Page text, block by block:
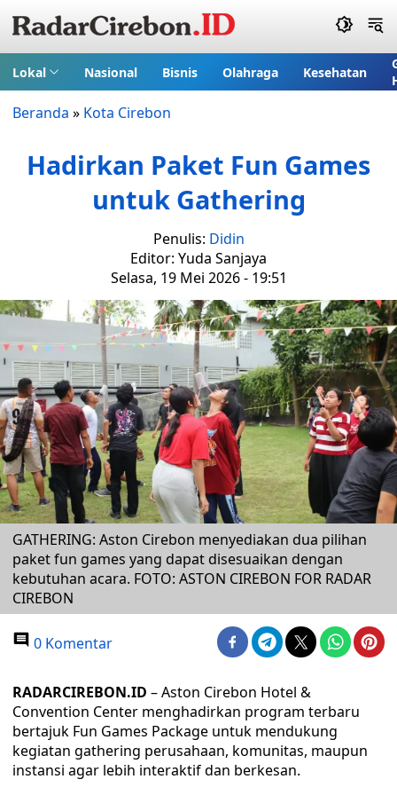
Lokal Nasional Bisnis Olahraga Kesehatan
Beranda » Kota Cirebon
Hadirkan Paket Fun Games
untuk Gathering
Penulis: Didin
Editor: Yuda Sanjaya
Selasa, 19 Mei 2026 - 19:51
GATHERING: Aston Cirebon menyediakan dua pilihan
paket fun games yang dapat disesuaikan dengan
kebutuhan acara. FOTO: ASTON CIREBON FOR RADAR
CIREBON
0 Komentar
RADARCIREBON.ID – Aston Cirebon Hotel &
Convention Center menghadirkan program terbaru
bertajuk Fun Games Package untuk mendukung
kegiatan gathering perusahaan, komunitas, maupun
instansi agar lebih interaktif dan berkesan.